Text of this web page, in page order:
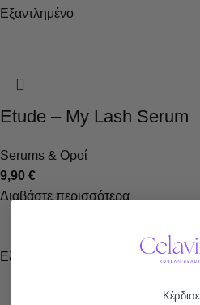
Εξαντλημένο
Etude – My Lash Serum
Serums & Οροί
9,90 €
Διαβάστε περισσότερα
Εξαντλημένο
Κέρδισε